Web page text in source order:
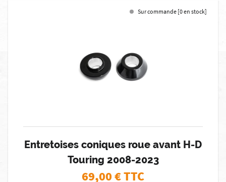
Sur commande [0 en stock]
Entretoises coniques roue avant H-D
Touring 2008-2023
69,00€ TTC